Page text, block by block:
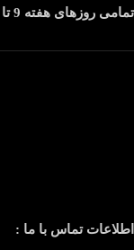
تمامی روزهای هفته 9 تا 20
اطلاعات تماس با ما :